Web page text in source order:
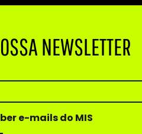
NEWSLETTER
e-mails do MIS